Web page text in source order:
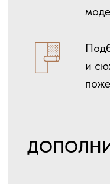
СМОТРИТЕ ТАКЖЕ